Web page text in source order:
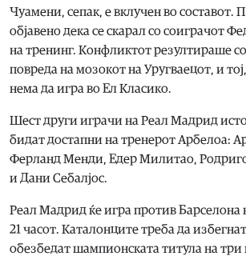
Чуамени, сепак, е вклучен во составот.
објавено дека се скарал со соиграчот
на тренинг. Конфликтот резултираше
повреда на мозокот на Уругваецот, и
нема да игра во Ел Класико.
Шест други играчи на Реал Мадрид
бидат достапни на тренерот Арбелоа:
Ферланд Менди, Едер Милитао,
и Дани Себалјос.
Реал Мадрид ќе игра против Барселона
21 часот. Каталонците треба да
обезбедат шампионската титула на три